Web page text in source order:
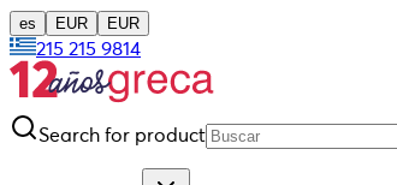
es EUR EUR
215 215 9814
Search for product